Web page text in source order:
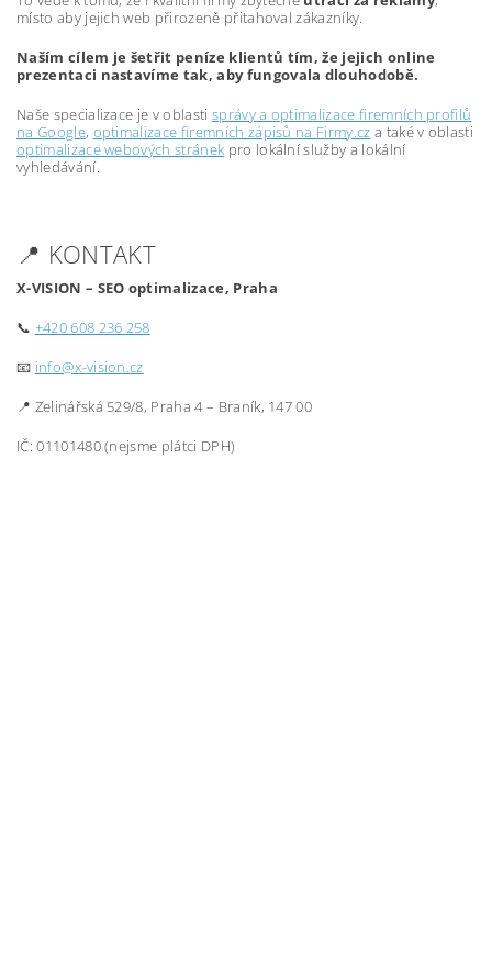
místo aby jejich web přirozeně přitahoval zákazníky.
Naším cílem je šetřit peníze klientů tím, že jejich online
prezentaci nastavíme tak, aby fungovala dlouhodobě.
Naše specializace je v oblasti správy a optimalizace firemních profilů
na Google, optimalizace firemních zápisů na Firmy.cz a také v oblasti
optimalizace webových stránek pro lokální služby a lokální
vyhledávání.
📍 KONTAKT
X-VISION – SEO optimalizace, Praha
📞 +420 608 236 258
📧 info@x-vision.cz
📍 Zelinářská 529/8, Praha 4 – Braník, 147 00
IČ: 01101480 (nejsme plátci DPH)